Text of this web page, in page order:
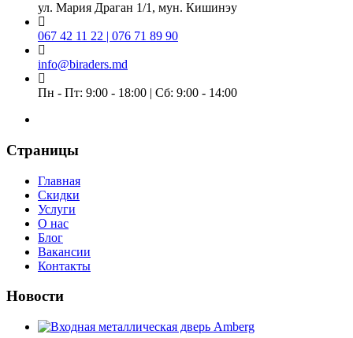
ул. Мария Драган 1/1, мун. Кишинэу
067 42 11 22 | 076 71 89 90
info@biraders.md
Пн - Пт: 9:00 - 18:00 | Сб: 9:00 - 14:00
Страницы
Главная
Скидки
Услуги
О нас
Блог
Вакансии
Контакты
Новости